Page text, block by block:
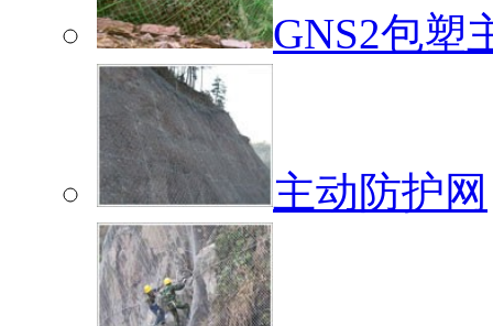
GNS2包塑
主动防护网